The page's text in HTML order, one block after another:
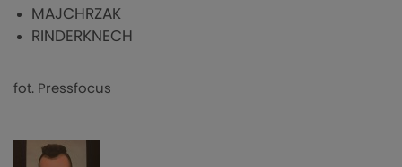
MAJCHRZAK
RINDERKNECH
fot. Pressfocus